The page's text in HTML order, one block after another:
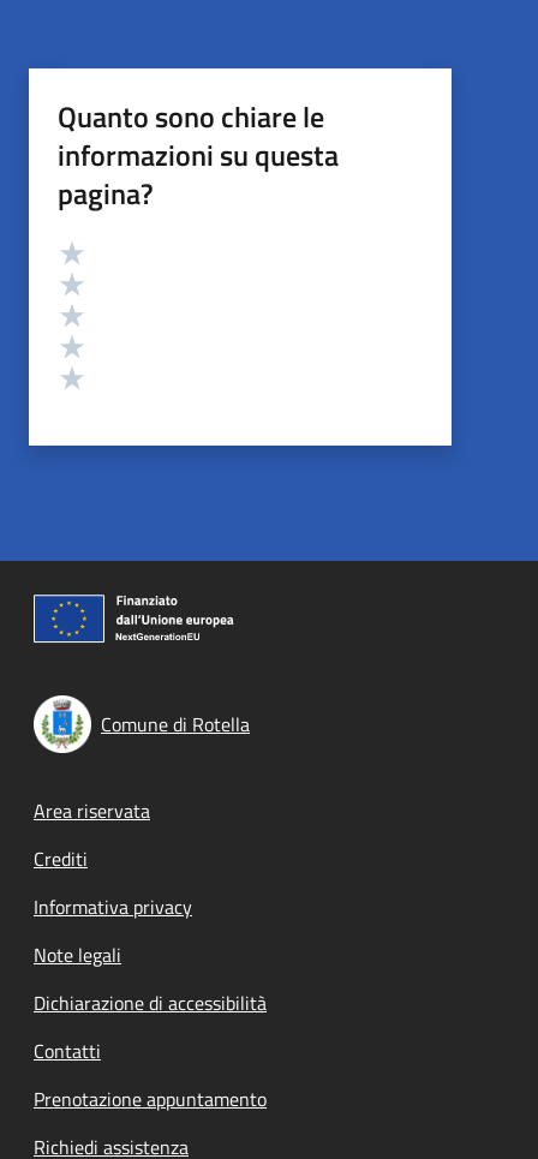
Quanto sono chiare le
informazioni su questa
pagina?
Valutazione
Comune di Rotella
Footer menu
Area riservata
Crediti
Informativa privacy
Note legali
Dichiarazione di accessibilità
Contatti
Prenotazione appuntamento
Richiedi assistenza